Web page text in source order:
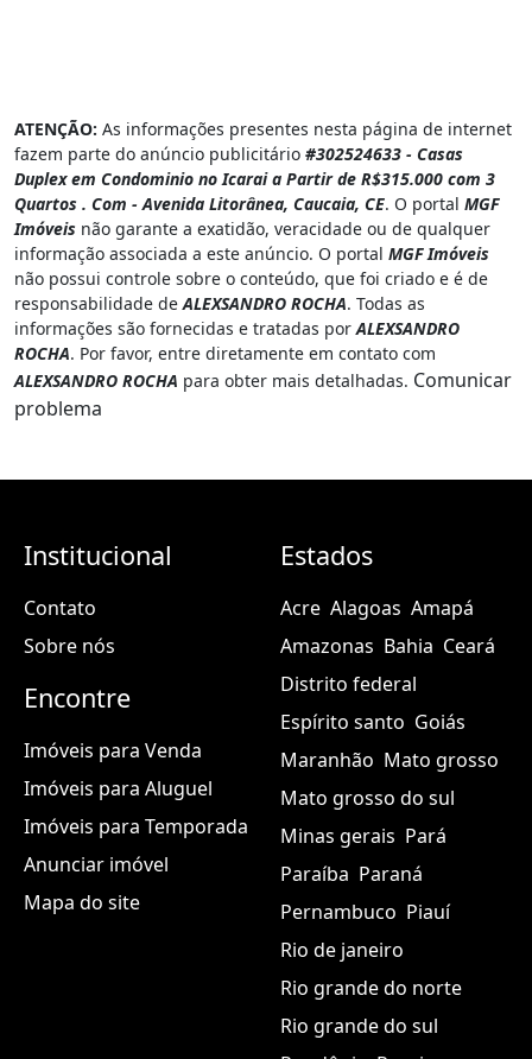
ATENÇÃO: As informações presentes nesta página de internet
fazem parte do anúncio publicitário #302524633 - Casas
Duplex em Condominio no Icarai a Partir de R$315.000 com 3
Quartos . Com - Avenida Litorânea, Caucaia, CE. O portal MGF
Imóveis não garante a exatidão, veracidade ou de qualquer
informação associada a este anúncio. O portal MGF Imóveis
não possui controle sobre o conteúdo, que foi criado e é de
responsabilidade deALEXSANDRO ROCHA. Todas as
informações são fornecidas e tratadas porALEXSANDRO
ROCHA. Por favor, entre diretamente em contato com
ALEXSANDRO ROCHA para obter mais detalhadas. Comunicar
problema
Institucional
Contato
Sobre nós
Encontre
Imóveis para Venda
Imóveis para Aluguel
Imóveis para Temporada
Anunciar imóvel
Mapa do site
Estados
Acre Alagoas Amapá
Amazonas Bahia Ceará
Distrito federal
Espírito santo Goiás
Maranhão Mato grosso
Mato grosso do sul
Minas gerais Pará
Paraíba Paraná
Pernambuco Piauí
Rio de janeiro
Rio grande do norte
Rio grande do sul